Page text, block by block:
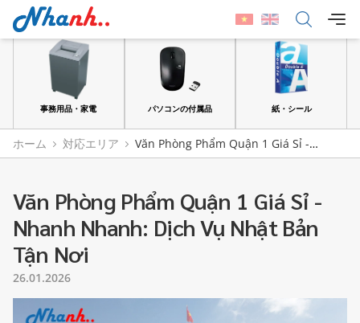
事務用品・家電 パソコンの付属品 紙・シール
ホーム 対応エリア
Văn Phòng Phẩm Quận 1 Giá Sỉ -
Nhanh Nhanh: Dịch Vụ Nhật Bản Tận Nơi
Văn Phòng Phẩm Quận 1 Giá Sỉ -
Nhanh Nhanh: Dịch Vụ Nhật Bản
Tận Nơi
26.01.2026